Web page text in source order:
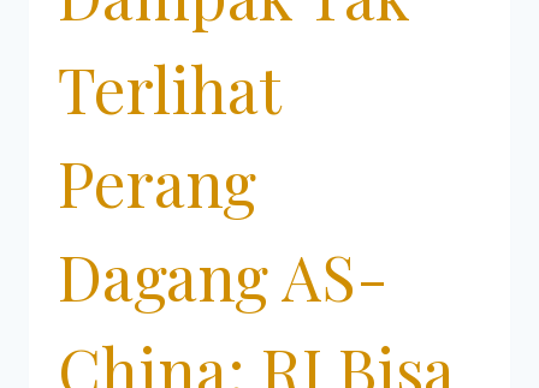
Terlihat
Perang
Dagang AS-
China: RI Bisa